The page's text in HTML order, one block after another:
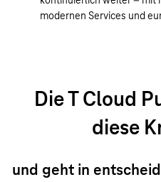
modernen Services und
Die T Cloud
diese
und geht in